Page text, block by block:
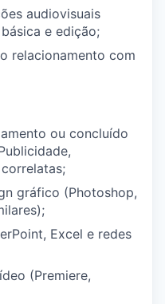
audiovisuais
e edição;
relacionamento com
ou concluído
gráfico (Photoshop,
Excel e redes
(Premiere,